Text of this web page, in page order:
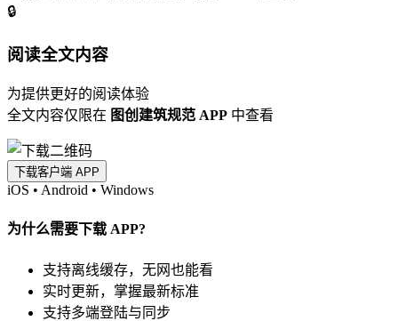
🔒
阅读全文内容
为提供更好的阅读体验
全文内容仅限在 图创建筑规范 APP 中查看
下载客户端 APP
iOS • Android • Windows
为什么需要下载 APP?
支持离线缓存，无网也能看
实时更新，掌握最新标准
支持多端登陆与同步